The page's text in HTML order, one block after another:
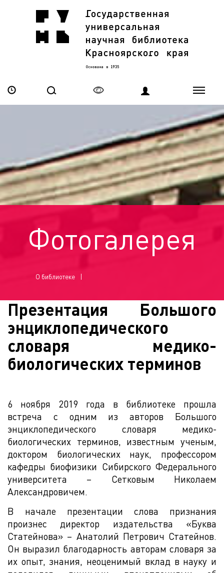
Фотогалерея
О библиотеке
Презентация Большого
энциклопедического
словаря медико-
биологических терминов
6 ноября 2019 года в библиотеке прошла
встреча с одним из авторов Большого
энциклопедического словаря медико-
биологических терминов, известным ученым,
доктором биологических наук, профессором
кафедры биофизики Сибирского Федерального
университета – Сетковым Николаем
Александровичем.
В начале презентации слова признания
произнес директор издательства «Буква
Статейнова» – Анатолий Петрович Статейнов.
Он выразил благодарность авторам словаря за
их опыт, знания, неоценимый вклад в науку и